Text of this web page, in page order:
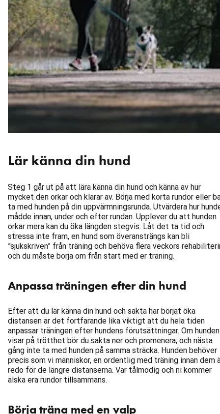
Lär känna din hund
Steg 1 går ut på att lära känna din hund och känna av hur
mycket den orkar och klarar av. Börja med korta rundor eller
ta med hunden på din uppvärmningsrunda. Utvärdera hur
mådde innan, under och efter rundan. Upplever du att hunden
orkar mera kan du öka längden stegvis. Låt det ta tid och
stressa inte fram, en hund som överansträngs kan bli
”sjukskriven” från träning och behöva flera veckors
och du måste börja om från start med er träning.
Anpassa träningen efter din hund
Efter att du lär känna din hund och sakta har börjat öka
distansen är det fortfarande lika viktigt att du hela tiden
anpassar träningen efter hundens förutsättningar. Om hunden
visar på trötthet bör du sakta ner och promenera, och nästa
gång inte ta med hunden på samma sträcka. Hunden behöver
precis som vi människor, en ordentlig med träning innan dem
redo för de längre distanserna. Var tålmodig och ni kommer
älska era rundor tillsammans.
Börja träna med en valp